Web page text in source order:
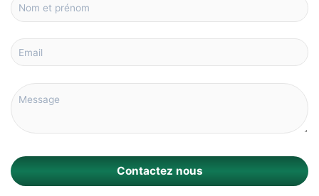
Contactez nous